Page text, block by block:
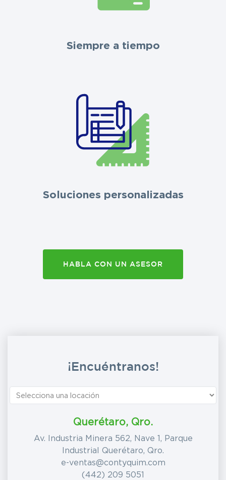
Siempre a tiempo
Soluciones personalizadas
HABLA CON UN ASESOR
¡Encuéntranos!
Querétaro, Qro.
Av. Industria Minera 562, Nave 1, Parque
Industrial Querétaro, Qro.
e-ventas@contyquim.com
(442) 209 5051